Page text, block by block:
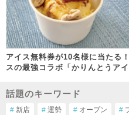
アイス無料券が10名様に当たる
スの最強コラボ「かりんとうア
話題のキーワード
# 新店 # 運勢 # オープン #